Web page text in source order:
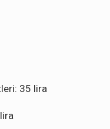
35 lira